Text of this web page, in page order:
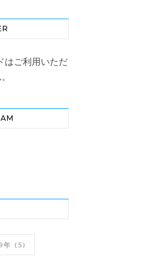
ご利用いただ
年 (5)